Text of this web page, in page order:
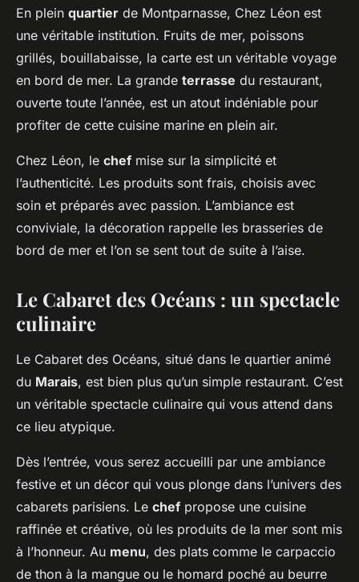
En plein quartier de Montparnasse, Chez Léon est
une véritable institution. Fruits de mer, poissons
grillés, bouillabaisse, la carte est un véritable voyage
en bord de mer. La grande terrasse du restaurant,
ouverte toute l’année, est un atout indéniable pour
profiter de cette cuisine marine en plein air.
Chez Léon, le chef mise sur la simplicité et
l’authenticité. Les produits sont frais, choisis avec
soin et préparés avec passion. L’ambiance est
conviviale, la décoration rappelle les brasseries de
bord de mer et l’on se sent tout de suite à l’aise.
Le Cabaret des Océans : un spectacle
culinaire
Le Cabaret des Océans, situé dans le quartier animé
du Marais, est bien plus qu’un simple restaurant. C’est
un véritable spectacle culinaire qui vous attend dans
ce lieu atypique.
Dès l’entrée, vous serez accueilli par une ambiance
festive et un décor qui vous plonge dans l’univers des
cabarets parisiens. Le chef propose une cuisine
raffinée et créative, où les produits de la mer sont mis
à l’honneur. Au menu, des plats comme le carpaccio
de thon à la mangue ou le homard poché au beurre